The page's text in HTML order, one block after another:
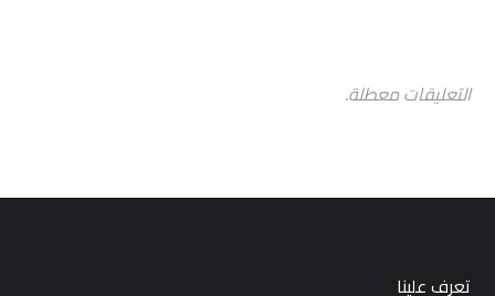
التعليقات معطلة.
تعرف علينا